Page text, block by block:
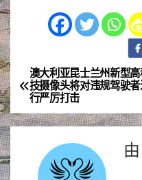
文
章
航
澳大利亚昆士兰州新型
技摄像头将对违规驾驶
行严厉打击
由